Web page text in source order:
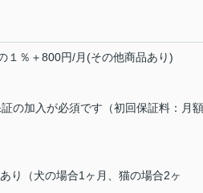
１％＋800円/月(その他商品あり)
の加入が必須です（初回保証料：月
り（犬の場合1ヶ月、猫の場合2ヶ